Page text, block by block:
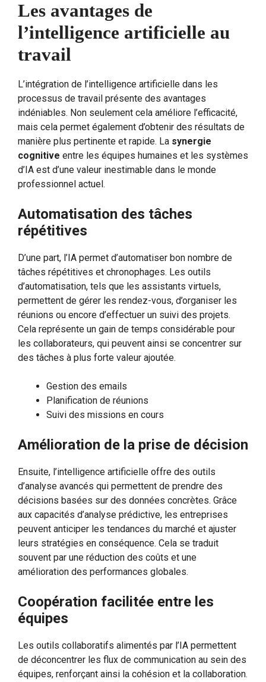
Les avantages de
l’intelligence artificielle au
travail
L’intégration de l’intelligence artificielle dans les
processus de travail présente des avantages
indéniables. Non seulement cela améliore l’efficacité,
mais cela permet également d’obtenir des résultats de
manière plus pertinente et rapide. La synergie
cognitive entre les équipes humaines et les systèmes
d’IA est d’une valeur inestimable dans le monde
professionnel actuel.
Automatisation des tâches
répétitives
D’une part, l’IA permet d’automatiser bon nombre de
tâches répétitives et chronophages. Les outils
d’automatisation, tels que les assistants virtuels,
permettent de gérer les rendez-vous, d’organiser les
réunions ou encore d’effectuer un suivi des projets.
Cela représente un gain de temps considérable pour
les collaborateurs, qui peuvent ainsi se concentrer sur
des tâches à plus forte valeur ajoutée.
Gestion des emails
Planification de réunions
Suivi des missions en cours
Amélioration de la prise de décision
Ensuite, l’intelligence artificielle offre des outils
d’analyse avancés qui permettent de prendre des
décisions basées sur des données concrètes. Grâce
aux capacités d’analyse prédictive, les entreprises
peuvent anticiper les tendances du marché et ajuster
leurs stratégies en conséquence. Cela se traduit
souvent par une réduction des coûts et une
amélioration des performances globales.
Coopération facilitée entre les
équipes
Les outils collaboratifs alimentés par l’IA permettent
de déconcentrer les flux de communication au sein des
équipes, renforçant ainsi la cohésion et la collaboration.